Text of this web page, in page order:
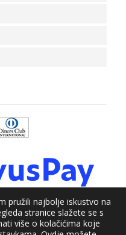
pružili najbolje iskustvo na
stranice slažete se s
više o kolačićima koje